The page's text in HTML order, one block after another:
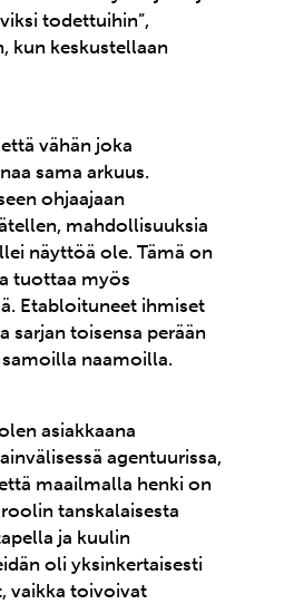
todettuihin”,
kun keskustellaan
vähän joka
sama arkuus.
ohjaajaan
mahdollisuuksia
näyttöä ole. Tämä on
tuottaa myös
Etabloituneet ihmiset
sarjan toisensa perään
naamoilla.
asiakkaana
agentuurissa,
maailmalla henki on
tanskalaisesta
ja kuulin
oli yksinkertaisesti
vaikka toivoivat